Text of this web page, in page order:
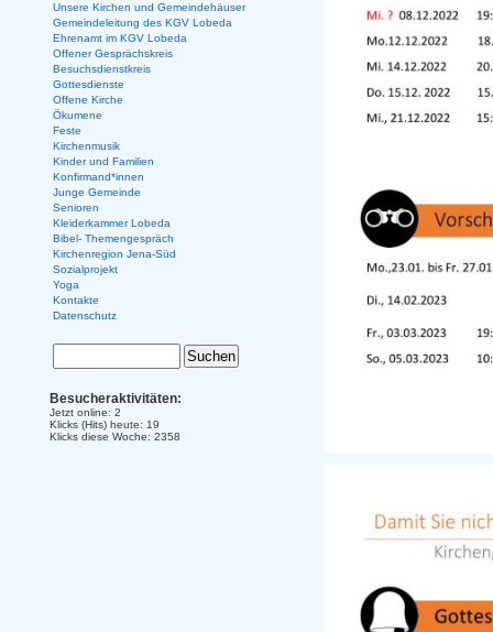
Unsere Kirchen und Gemeindehäuser
Gemeindeleitung des KGV Lobeda
Ehrenamt im KGV Lobeda
Offener Gesprächskreis
Besuchsdienstkreis
Gottesdienste
Offene Kirche
Ökumene
Feste
Kirchenmusik
Kinder und Familien
Konfirmand*innen
Junge Gemeinde
Senioren
Kleiderkammer Lobeda
Bibel- Themengespräch
Kirchenregion Jena-Süd
Sozialprojekt
Yoga
Kontakte
Datenschutz
Besucheraktivitäten:
Jetzt online: 2
Klicks (Hits) heute: 19
Klicks diese Woche: 2358